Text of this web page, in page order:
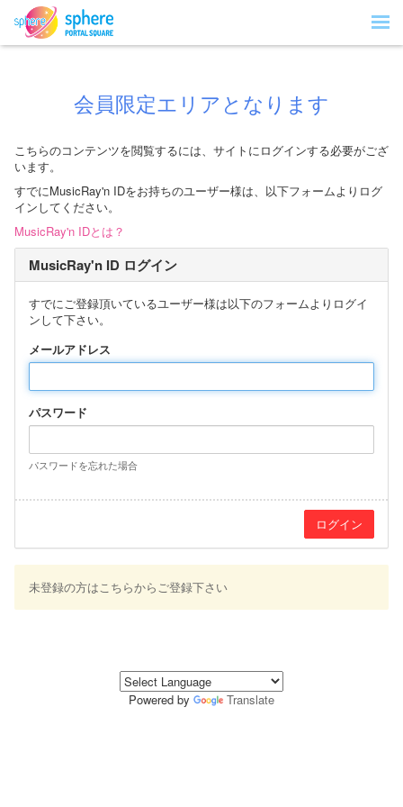
会員限定エリアとなります
こちらのコンテンツを閲覧するには、サイトにログインする必要がござ
います。
すでにMusicRay'n IDをお持ちのユーザー様は、以下フォームよりログ
インしてください。
MusicRay'n IDとは？
MusicRay'n ID ログイン
すでにご登録頂いているユーザー様は以下のフォームよりログイ
ンして下さい。
メールアドレス
パスワード
パスワードを忘れた場合
未登録の方はこちらからご登録下さい
Powered by Translate